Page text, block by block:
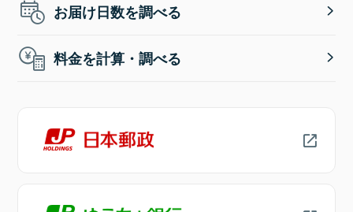
お届け日数を調べる
料金を計算・調べる